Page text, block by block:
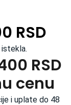
RSD
RSD
cenu
i uplate do 48